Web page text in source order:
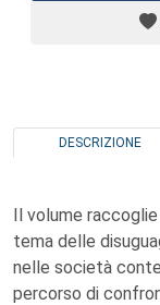
DESCRIZIONE
Il volume
tema delle
nelle società
percorso di